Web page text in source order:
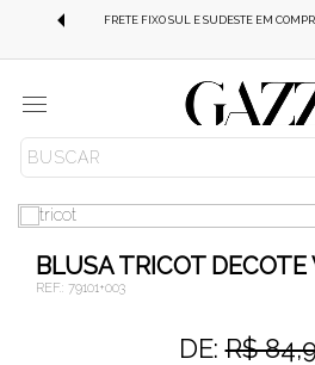
Menu TRICOT
BLUSA TRICOT DECOTE
REF.: 79101+003
DE:R$